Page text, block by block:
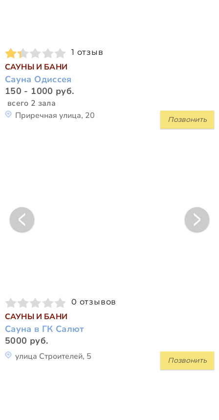
1 отзыв
САУНЫ И БАНИ
Сауна Одиссея
150 - 1000 руб.
всего 2 зала
Позвонить
Приречная улица, 20
0 отзывов
САУНЫ И БАНИ
Сауна в ГК Салют
5000 руб.
Позвонить
улица Строителей, 5